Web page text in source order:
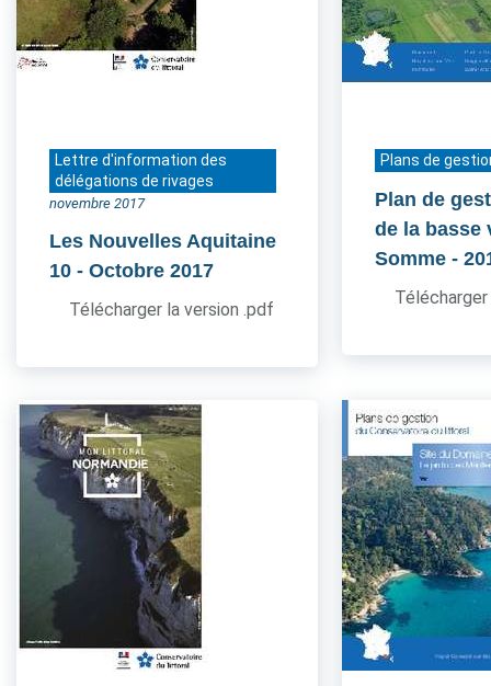
Lettre d'information des
délégations de rivages
novembre 2017
Les Nouvelles Aquitaine
10 - Octobre 2017
Télécharger la version .pdf
Plans de
Plan de
de la basse
Somme -